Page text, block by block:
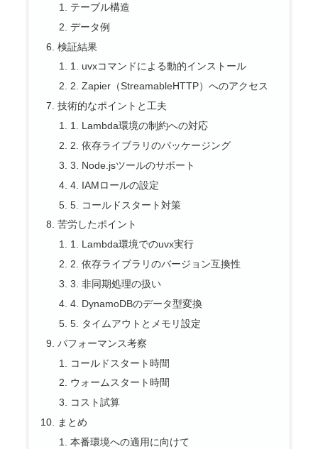
テーブル構造
データ例
検証結果
1. uvxコマンドによる動的インストール
2. Zapier（StreamableHTTP）へのアクセス
技術的なポイントと工夫
1. Lambda環境の制約への対応
2. 依存ライブラリのパッケージング
3. Node.jsツールのサポート
4. IAMロールの設定
5. コールドスタート対策
苦労したポイント
1. Lambda環境でのuvx実行
2. 依存ライブラリのバージョン互換性
3. 非同期処理の扱い
4. DynamoDBのデータ型変換
5. タイムアウトとメモリ設定
パフォーマンス考察
コールドスタート時間
ウォームスタート時間
コスト試算
まとめ
本番環境への適用に向けて